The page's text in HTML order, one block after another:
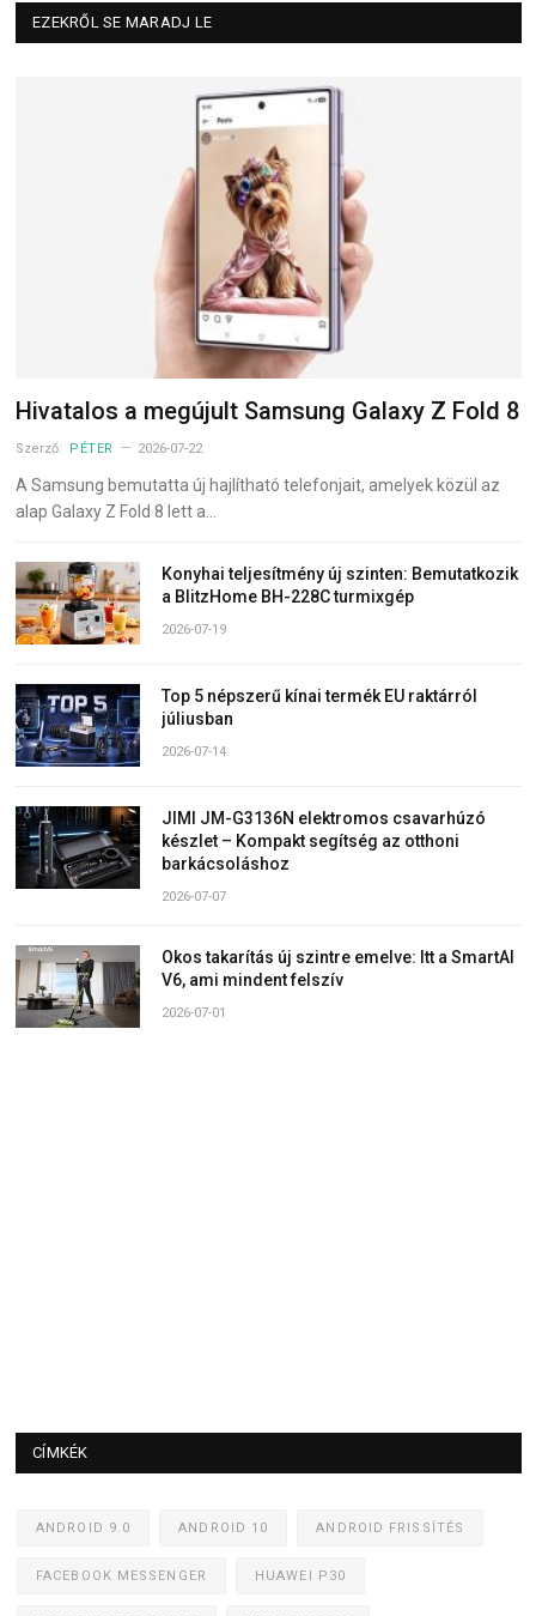
EZEKRŐL SE MARADJ LE
Hivatalos a megújult Samsung Galaxy Z Fold 8
Szerző: PÉTER 2026-07-22
A Samsung bemutatta új hajlítható telefonjait, amelyek közül az
alap Galaxy Z Fold 8 lett a…
Konyhai teljesítmény új szinten: Bemutatkozik
a BlitzHome BH-228C turmixgép
2026-07-19
Top 5 népszerű kínai termék EU raktárról
júliusban
2026-07-14
JIMI JM-G3136N elektromos csavarhúzó
készlet – Kompakt segítség az otthoni
barkácsoláshoz
2026-07-07
Okos takarítás új szintre emelve: Itt a SmartAI
V6, ami mindent felszív
2026-07-01
CÍMKÉK
ANDROID 9.0 ANDROID 10 ANDROID FRISSÍTÉS
FACEBOOK MESSENGER HUAWEI P30